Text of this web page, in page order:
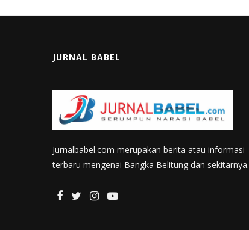
JURNAL BABEL
Jurnalbabel.com merupakan berita atau informasi
terbaru mengenai Bangka Belitung dan sekitarnya.